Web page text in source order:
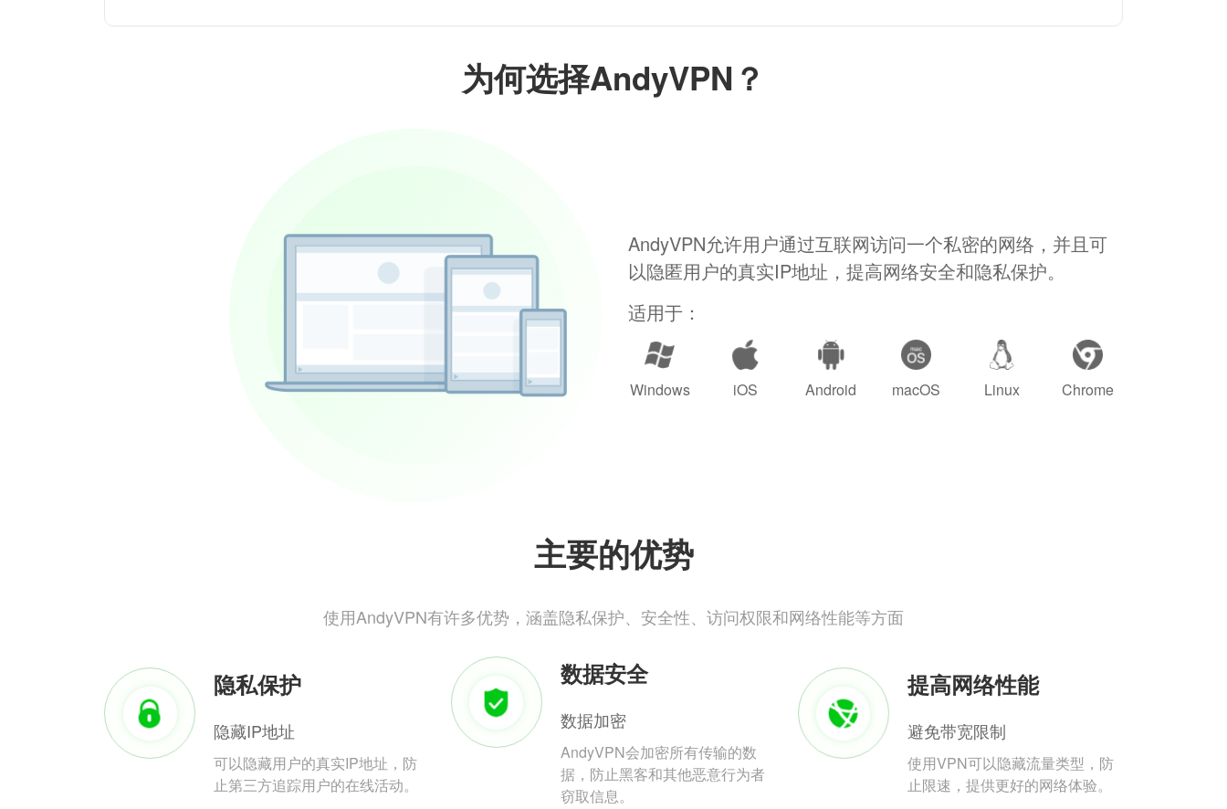
为何选择AndyVPN？
AndyVPN允许用户通过互联网访问一个私密的网络，并且可
以隐匿用户的真实IP地址，提高网络安全和隐私保护。
适用于：
Windows iOS Android macOS Linux Chrome
主要的优势
使用AndyVPN有许多优势，涵盖隐私保护、安全性、访问权限和网络性能等方面
隐私保护
隐藏IP地址
可以隐藏用户的真实IP地址，防
止第三方追踪用户的在线活动。
数据安全
数据加密
AndyVPN会加密所有传输的数
据，防止黑客和其他恶意行为者
窃取信息。
提高网络性能
避免带宽限制
使用VPN可以隐藏流量类型，防
止限速，提供更好的网络体验。